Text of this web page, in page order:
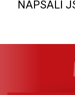
NAPSALI